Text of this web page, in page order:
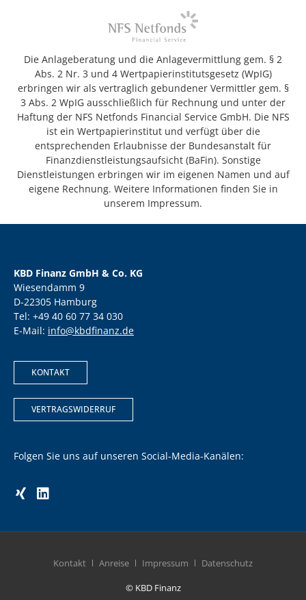
Die Anlageberatung und die Anlagevermittlung gem. § 2
Abs. 2 Nr. 3 und 4 Wertpapierinstitutsgesetz (WpIG)
erbringen wir als vertraglich gebundener Vermittler gem. §
3 Abs. 2 WpIG ausschließlich für Rechnung und unter der
Haftung der NFS Netfonds Financial Service GmbH. Die NFS
ist ein Wertpapierinstitut und verfügt über die
entsprechenden Erlaubnisse der Bundesanstalt für
Finanzdienstleistungsaufsicht (BaFin). Sonstige
Dienstleistungen erbringen wir im eigenen Namen und auf
eigene Rechnung. Weitere Informationen finden Sie in
unserem Impressum.
KBD Finanz GmbH & Co. KG
Wiesendamm 9
D-22305 Hamburg
Tel: +49 40 60 77 34 030
E-Mail: info@kbdfinanz.de
KONTAKT
VERTRAGSWIDERRUF
Folgen Sie uns auf unseren Social-Media-Kanälen:
Kontakt Anreise Impressum
Datenschutz
© KBD Finanz